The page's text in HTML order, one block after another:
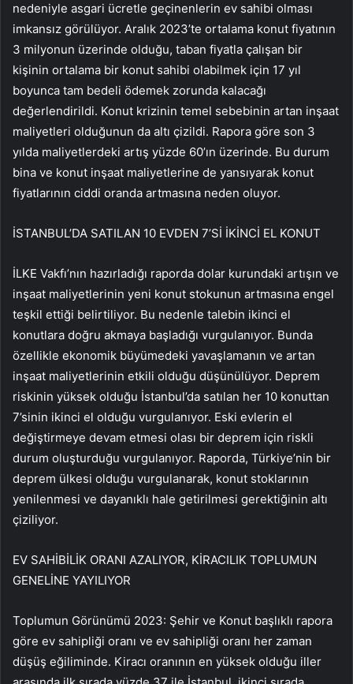
nedeniyle asgari ücretle geçinenlerin ev sahibi olması
imkansız görülüyor. Aralık 2023’te ortalama konut fiyatının
3 milyonun üzerinde olduğu, taban fiyatla çalışan bir
kişinin ortalama bir konut sahibi olabilmek için 17 yıl
boyunca tam bedeli ödemek zorunda kalacağı
değerlendirildi. Konut krizinin temel sebebinin artan inşaat
maliyetleri olduğunun da altı çizildi. Rapora göre son 3
yılda maliyetlerdeki artış yüzde 60’ın üzerinde. Bu durum
bina ve konut inşaat maliyetlerine de yansıyarak konut
fiyatlarının ciddi oranda artmasına neden oluyor.
İSTANBUL’DA SATILAN 10 EVDEN 7’Sİ İKİNCİ EL KONUT
İLKE Vakfı’nın hazırladığı raporda dolar kurundaki artışın ve
inşaat maliyetlerinin yeni konut stokunun artmasına engel
teşkil ettiği belirtiliyor. Bu nedenle talebin ikinci el
konutlara doğru akmaya başladığı vurgulanıyor. Bunda
özellikle ekonomik büyümedeki yavaşlamanın ve artan
inşaat maliyetlerinin etkili olduğu düşünülüyor. Deprem
riskinin yüksek olduğu İstanbul’da satılan her 10 konuttan
7’sinin ikinci el olduğu vurgulanıyor. Eski evlerin el
değiştirmeye devam etmesi olası bir deprem için riskli
durum oluşturduğu vurgulanıyor. Raporda, Türkiye’nin bir
deprem ülkesi olduğu vurgulanarak, konut stoklarının
yenilenmesi ve dayanıklı hale getirilmesi gerektiğinin altı
çiziliyor.
EV SAHİBİLİK ORANI AZALIYOR, KİRACILIK TOPLUMUN
GENELİNE YAYILIYOR
Toplumun Görünümü 2023: Şehir ve Konut başlıklı rapora
göre ev sahipliği oranı ve ev sahipliği oranı her zaman
düşüş eğiliminde. Kiracı oranının en yüksek olduğu iller